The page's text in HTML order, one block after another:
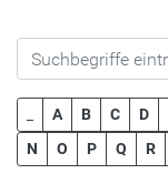
A B C D
N
O P Q R